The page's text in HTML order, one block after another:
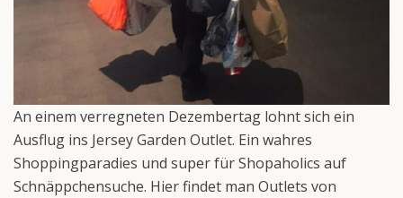
An einem verregneten Dezembertag lohnt sich ein
Ausflug ins Jersey Garden Outlet. Ein wahres
Shoppingparadies und super für Shopaholics auf
Schnäppchensuche. Hier findet man Outlets von